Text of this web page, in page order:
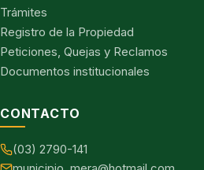
Trámites
Registro de la Propiedad
Peticiones, Quejas y Reclamos
Documentos institucionales
CONTACTO
(03) 2790-141